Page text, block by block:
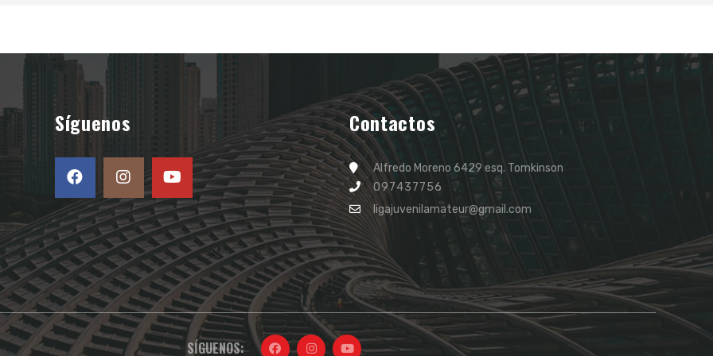
Síguenos Contactos
Alfredo Moreno 6429 esq. Tomkinson
097437756
ligajuvenilamateur@gmail.com
SÍGUENOS: